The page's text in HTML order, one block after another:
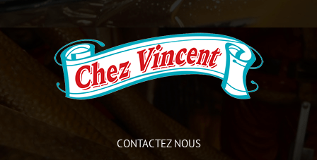
CONTACTEZ NOUS